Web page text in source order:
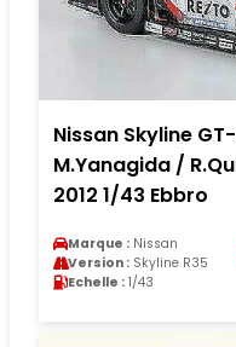
Nissan Skyline
M.Yanagida /
2012 1/43 Ebbro
Marque : Nissan
Version : Skyline R35
Echelle : 1/43